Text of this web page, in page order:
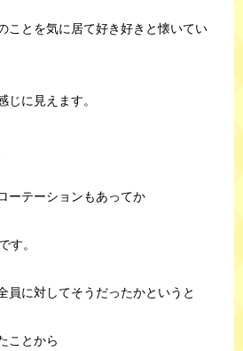
ことを気に居て好き好きと懐いてい
じに見えます。
ーテーションもあってか
す。
員に対してそうだったかというと
ことから